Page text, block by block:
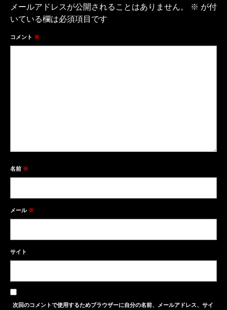
メールアドレスが公開されることはありません。 ※ が付
いている欄は必須項目です
コメント ※
名前 ※
メール ※
サイト
次回のコメントで使用するためブラウザーに自分の名前、メールアドレス、サイ